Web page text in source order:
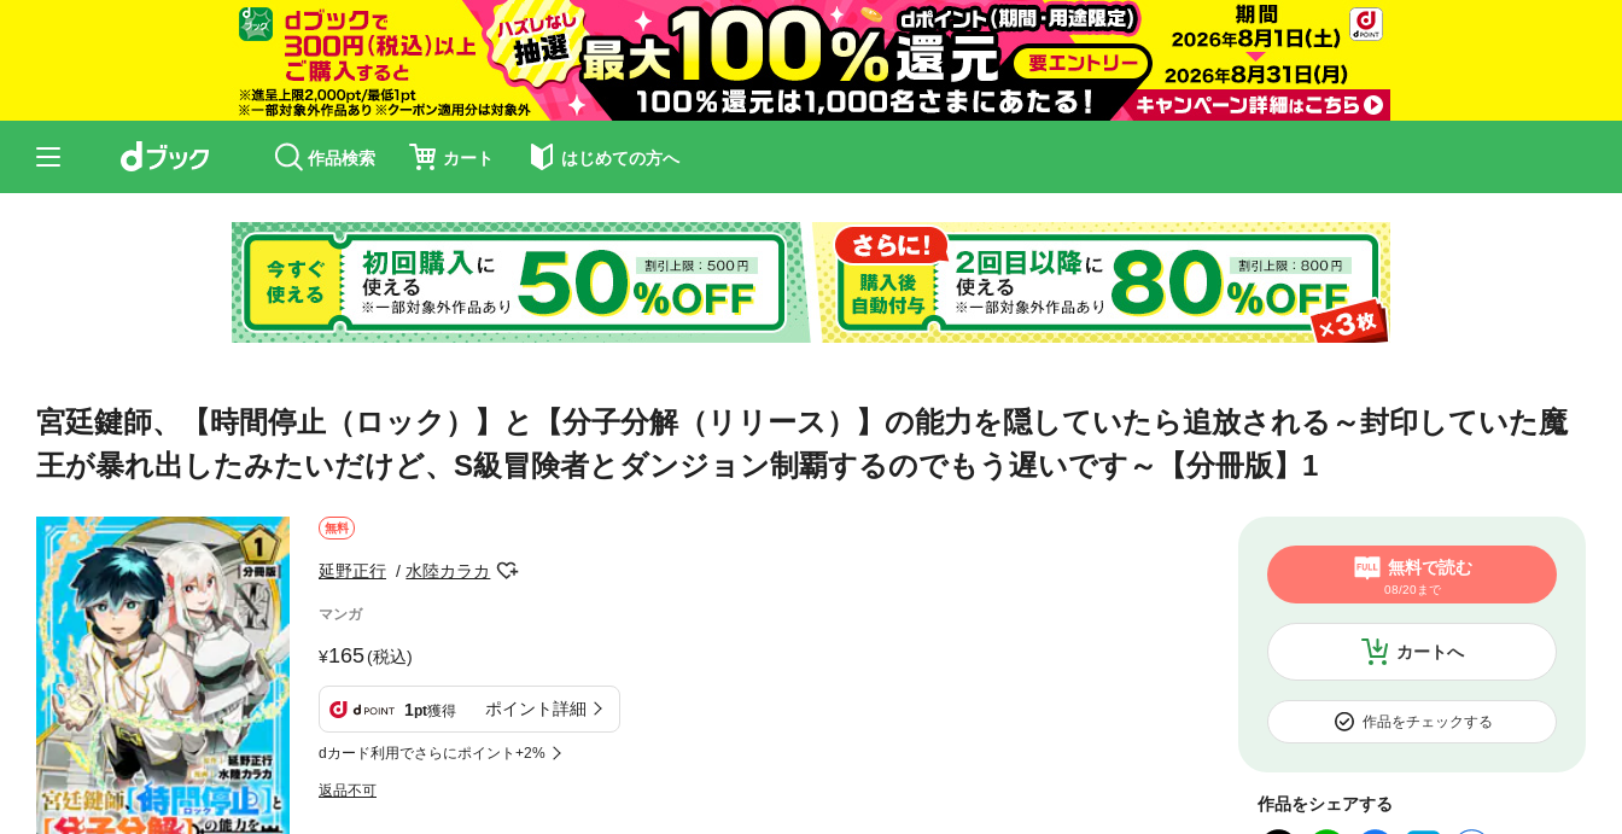
作品検索 カート はじめての方へ
宮廷鍵師、【時間停止（ロック）】と【分子分解（リリース）】の能力を隠していたら追放される～封印していた魔
王が暴れ出したみたいだけど、S級冒険者とダンジョン制覇するのでもう遅いです～【分冊版】1
無料
延野正行 水陸カラカ
マンガ
165(税込)
1pt獲得 ポイント詳細
dカード利用でさらにポイント+2%
返品不可
カートへ
無料で読む
08/20まで
作品をチェックする
作品をシェアする